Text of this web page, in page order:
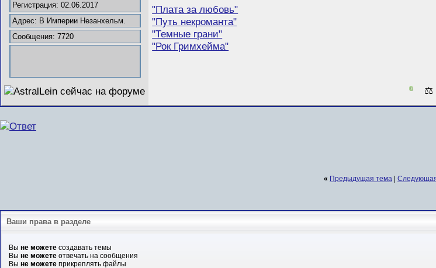
Регистрация: 02.06.2017
Адрес: В Империи Незанхельм.
Сообщения: 7720
"Плата за любовь"
"Путь некроманта"
"Темные грани"
"Рок Гримхейма"
0 ⚖️
« Предыдущая тема |
Ваши права в разделе
Выне можете создавать темы
Выне можете отвечать на сообщения
Выне можете прикреплять файлы